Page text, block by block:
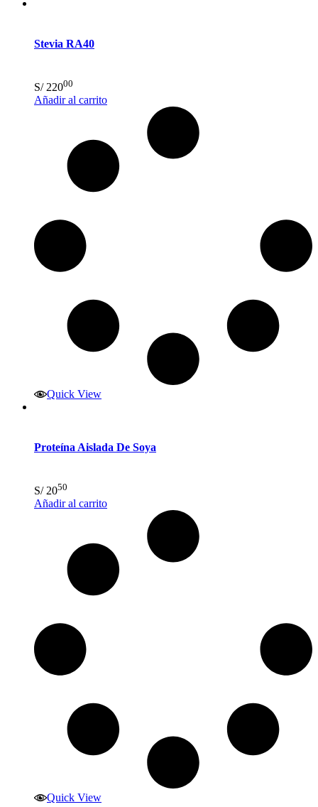
Stevia RA40
S/22000
Añadir al carrito
Quick View
Proteína Aislada De Soya
S/2050
Añadir al carrito
Quick View